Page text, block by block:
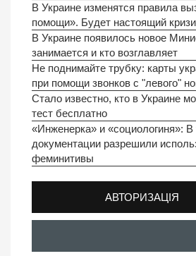
В Украине изменятся правила
помощи». Будет настоящий
В Украине появилось новое
занимается и кто возглавляет
Не поднимайте трубку: карты
при помощи звонков с "левого"
Стало известно, кто в Украине
тест бесплатно
«Инженерка» и «социологиня»: В
документации разрешили
феминитивы
АВТОРИЗАЦІЯ